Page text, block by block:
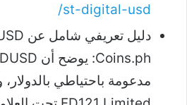
st-digital-usd/
مدعومة باحتياطي